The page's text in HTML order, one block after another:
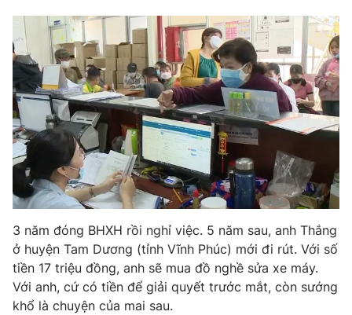
Sản phẩm
Thị trường
Tư vấn
Lịch phát sóng
Chuyên mục khác
Emagazine Podcast
Photo Infographic
Video Shorts video
VTV Money VTV Thể thao
3 năm đóng BHXH rồi nghỉ việc. 5 năm sau, anh Thắng
ở huyện Tam Dương (tỉnh Vĩnh Phúc) mới đi rút. Với số
tiền 17 triệu đồng, anh sẽ mua đồ nghề sửa xe máy.
Với anh, cứ có tiền để giải quyết trước mắt, còn sướng
khổ là chuyện của mai sau.